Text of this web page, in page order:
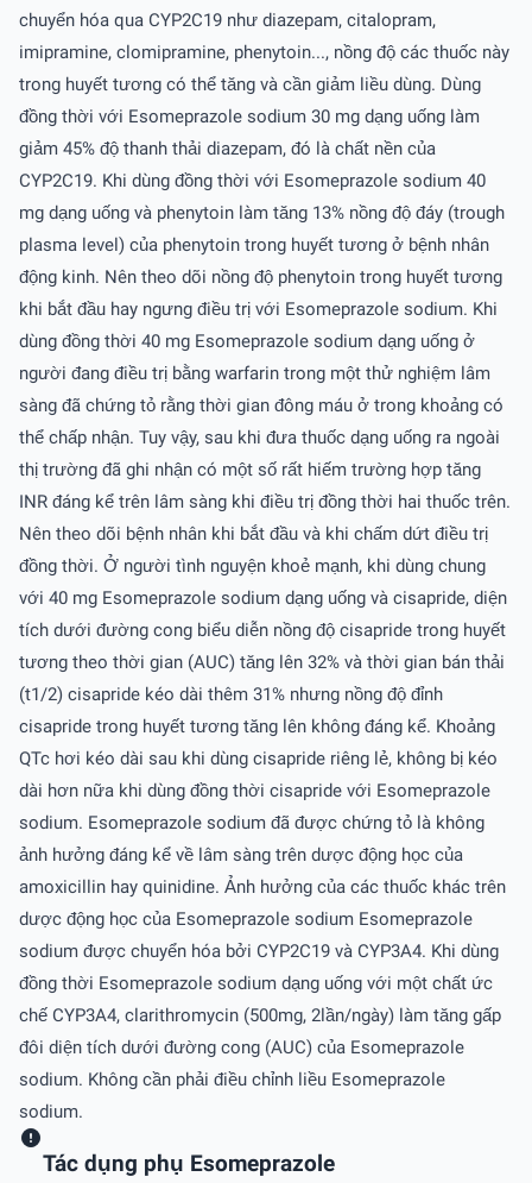
chuyển hóa qua CYP2C19 như diazepam, citalopram,
imipramine, clomipramine, phenytoin..., nồng độ các thuốc này
trong huyết tương có thể tăng và cần giảm liều dùng. Dùng
đồng thời với Esomeprazole sodium 30 mg dạng uống làm
giảm 45% độ thanh thải diazepam, đó là chất nền của
CYP2C19. Khi dùng đồng thời với Esomeprazole sodium 40
mg dạng uống và phenytoin làm tăng 13% nồng độ đáy (trough
plasma level) của phenytoin trong huyết tương ở bệnh nhân
động kinh. Nên theo dõi nồng độ phenytoin trong huyết tương
khi bắt đầu hay ngưng điều trị với Esomeprazole sodium. Khi
dùng đồng thời 40 mg Esomeprazole sodium dạng uống ở
người đang điều trị bằng warfarin trong một thử nghiệm lâm
sàng đã chứng tỏ rằng thời gian đông máu ở trong khoảng có
thể chấp nhận. Tuy vậy, sau khi đưa thuốc dạng uống ra ngoài
thị trường đã ghi nhận có một số rất hiếm trường hợp tăng
INR đáng kể trên lâm sàng khi điều trị đồng thời hai thuốc trên.
Nên theo dõi bệnh nhân khi bắt đầu và khi chấm dứt điều trị
đồng thời. Ở người tình nguyện khoẻ mạnh, khi dùng chung
với 40 mg Esomeprazole sodium dạng uống và cisapride, diện
tích dưới đường cong biểu diễn nồng độ cisapride trong huyết
tương theo thời gian (AUC) tăng lên 32% và thời gian bán thải
(t1/2) cisapride kéo dài thêm 31% nhưng nồng độ đỉnh
cisapride trong huyết tương tăng lên không đáng kể. Khoảng
QTc hơi kéo dài sau khi dùng cisapride riêng lẻ, không bị kéo
dài hơn nữa khi dùng đồng thời cisapride với Esomeprazole
sodium. Esomeprazole sodium đã được chứng tỏ là không
ảnh hưởng đáng kể về lâm sàng trên dược động học của
amoxicillin hay quinidine. Ảnh hưởng của các thuốc khác trên
dược động học của Esomeprazole sodium Esomeprazole
sodium được chuyển hóa bởi CYP2C19 và CYP3A4. Khi dùng
đồng thời Esomeprazole sodium dạng uống với một chất ức
chế CYP3A4, clarithromycin (500mg, 2lần/ngày) làm tăng gấp
đôi diện tích dưới đường cong (AUC) của Esomeprazole
sodium. Không cần phải điều chỉnh liều Esomeprazole
sodium.
Tác dụng phụ Esomeprazole